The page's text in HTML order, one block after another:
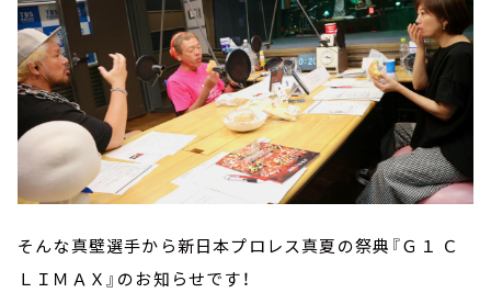
そんな真壁選手から新日本プロレス真夏の祭典『Ｇ１ Ｃ
ＬＩＭＡＸ』のお知らせです！